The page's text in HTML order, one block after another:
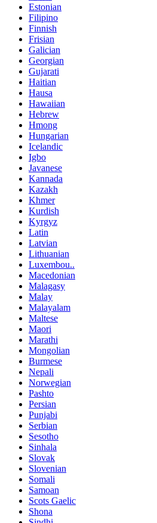
Estonian
Filipino
Finnish
Frisian
Galician
Georgian
Gujarati
Haitian
Hausa
Hawaiian
Hebrew
Hmong
Hungarian
Icelandic
Igbo
Javanese
Kannada
Kazakh
Khmer
Kurdish
Kyrgyz
Latin
Latvian
Lithuanian
Luxembou..
Macedonian
Malagasy
Malay
Malayalam
Maltese
Maori
Marathi
Mongolian
Burmese
Nepali
Norwegian
Pashto
Persian
Punjabi
Serbian
Sesotho
Sinhala
Slovak
Slovenian
Somali
Samoan
Scots Gaelic
Shona